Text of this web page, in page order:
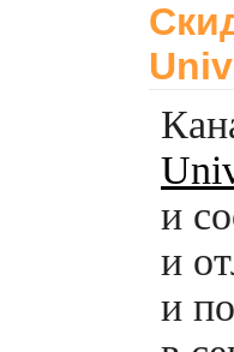
и
и
и